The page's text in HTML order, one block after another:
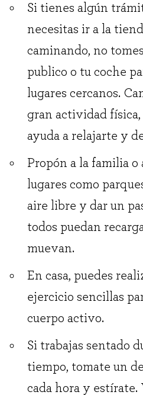
Si tienes algún
necesitas ir a la
caminando, no
publico o tu coche
lugares cercanos.
gran actividad
ayuda a relajarte y
Propón a la familia o
lugares como
aire libre y dar un
todos puedan
muevan.
En casa, puedes
ejercicio sencillas
cuerpo activo.
Si trabajas sentado
tiempo, tomate un
cada hora y estírate.